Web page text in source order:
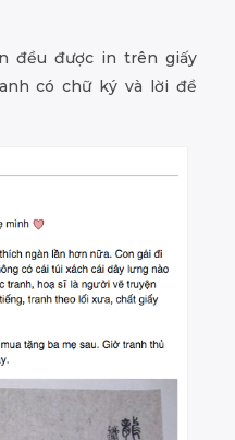
đều được in trên giấy
có chữ ký và lời đề